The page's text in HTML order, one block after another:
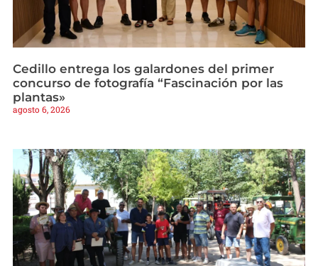
Cedillo entrega los galardones del primer
concurso de fotografía “Fascinación por las
plantas»
agosto 6, 2026